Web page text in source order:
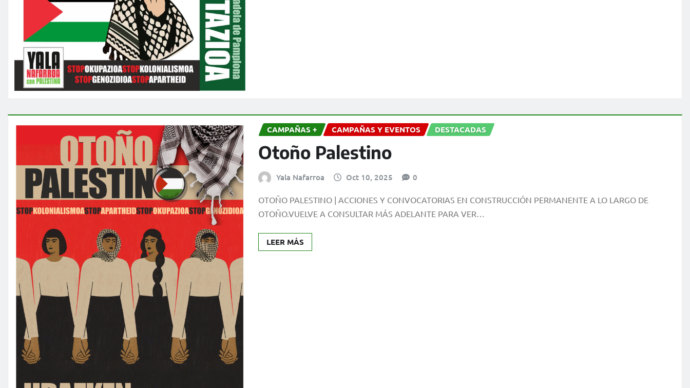
CAMPAÑAS + CAMPAÑAS Y EVENTOS DESTACADAS
Otoño Palestino
Yala Nafarroa Oct 10, 2025 0
OTOÑO PALESTINO | ACCIONES Y CONVOCATORIAS EN CONSTRUCCIÓN PERMANENTE A LO LARGO DE
OTOÑO.VUELVE A CONSULTAR MÁS ADELANTE PARA VER…
LEER MÁS